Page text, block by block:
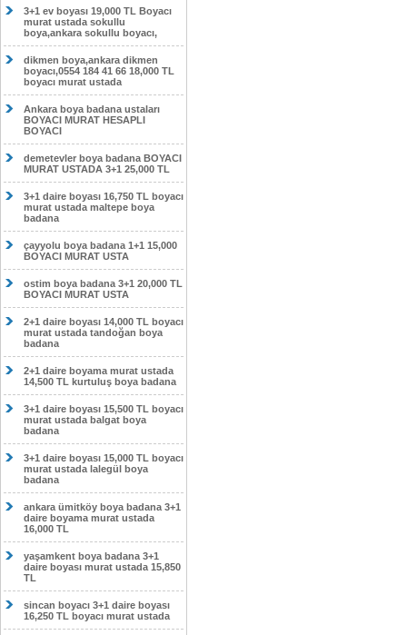
3+1 ev boyası 19,000 TL Boyacı
murat ustada sokullu
boya,ankara sokullu boyacı,
dikmen boya,ankara dikmen
boyacı,0554 184 41 66 18,000 TL
boyacı murat ustada
Ankara boya badana ustaları
BOYACI MURAT HESAPLI
BOYACI
demetevler boya badana BOYACI
MURAT USTADA 3+1 25,000 TL
3+1 daire boyası 16,750 TL boyacı
murat ustada maltepe boya
badana
çayyolu boya badana 1+1 15,000
BOYACI MURAT USTA
ostim boya badana 3+1 20,000 TL
BOYACI MURAT USTA
2+1 daire boyası 14,000 TL boyacı
murat ustada tandoğan boya
badana
2+1 daire boyama murat ustada
14,500 TL kurtuluş boya badana
3+1 daire boyası 15,500 TL boyacı
murat ustada balgat boya
badana
3+1 daire boyası 15,000 TL boyacı
murat ustada lalegül boya
badana
ankara ümitköy boya badana 3+1
daire boyama murat ustada
16,000 TL
yaşamkent boya badana 3+1
daire boyası murat ustada 15,850
TL
sincan boyacı 3+1 daire boyası
16,250 TL boyacı murat ustada